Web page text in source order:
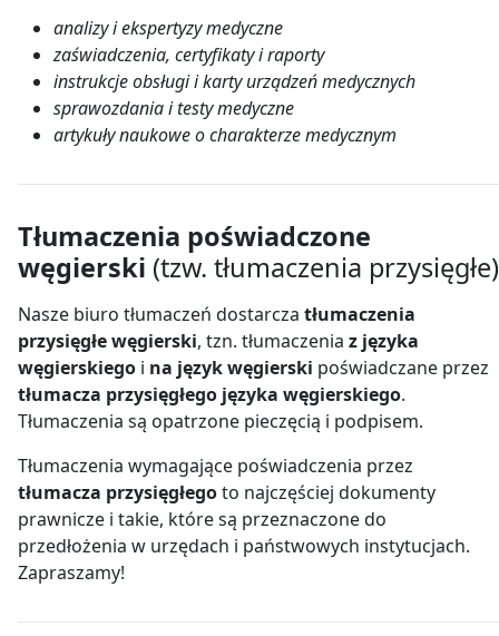
analizy i ekspertyzy medyczne
zaświadczenia, certyfikaty i raporty
instrukcje obsługi i karty urządzeń medycznych
sprawozdania i testy medyczne
artykuły naukowe o charakterze medycznym
Tłumaczenia poświadczone
węgierski (tzw. tłumaczenia przysięgłe)
Nasze biuro tłumaczeń dostarcza tłumaczenia
przysięgłe węgierski, tzn. tłumaczenia z języka
węgierskiego i na język węgierski poświadczane przez
tłumacza przysięgłego języka węgierskiego.
Tłumaczenia są opatrzone pieczęcią i podpisem.
Tłumaczenia wymagające poświadczenia przez
tłumacza przysięgłegoto najczęściej dokumenty
prawnicze i takie, które są przeznaczone do
przedłożenia w urzędach i państwowych instytucjach.
Zapraszamy!